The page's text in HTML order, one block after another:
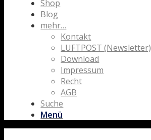
Shop
Blog
mehr…
Kontakt
LUFTPOST (Newsletter)
Download
Impressum
Recht
AGB
Suche
Menü